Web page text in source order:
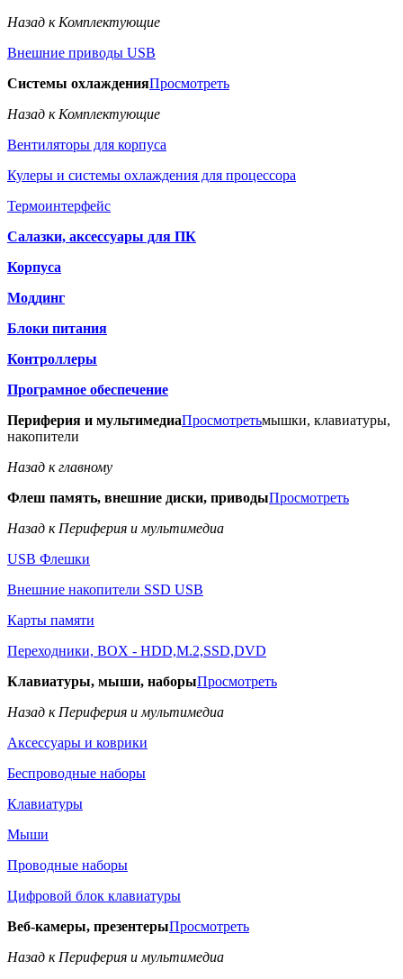
Назад к Комплектующие
Внешние приводы USB
Системы охлажденияПросмотреть
Назад к Комплектующие
Вентиляторы для корпуса
Кулеры и системы охлаждения для процессора
Термоинтерфейс
Салазки, аксессуары для ПК
Корпуса
Моддинг
Блоки питания
Контроллеры
Програмное обеспечение
Периферия и мультимедиаПросмотретьмышки, клавиатуры,
накопители
Назад к главному
Флеш память, внешние диски, приводыПросмотреть
Назад к Периферия и мультимедиа
USB Флешки
Внешние накопители SSD USB
Карты памяти
Переходники, BOX - HDD,M.2,SSD,DVD
Клавиатуры, мыши, наборыПросмотреть
Назад к Периферия и мультимедиа
Аксессуары и коврики
Беспроводные наборы
Клавиатуры
Мыши
Проводные наборы
Цифровой блок клавиатуры
Веб-камеры, презентерыПросмотреть
Назад к Периферия и мультимедиа